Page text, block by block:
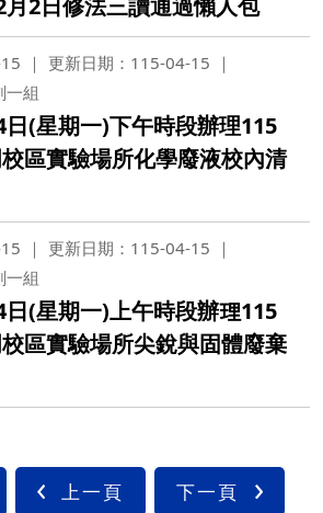
2日修法三讀通過懶人包
更新日期：115-04-15
一組
(星期一)下午時段辦理115
區實驗場所化學廢液校內清
更新日期：115-04-15
一組
(星期一)上午時段辦理115
區實驗場所尖銳與固體廢棄
上一頁 下一頁